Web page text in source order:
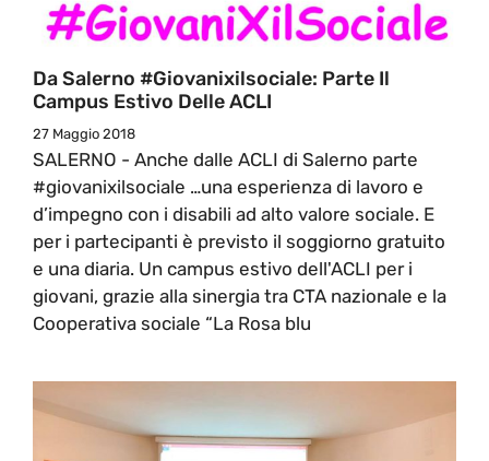
Da Salerno #giovanixilsociale: Parte Il
Campus Estivo Delle ACLI
27 Maggio 2018
SALERNO - Anche dalle ACLI di Salerno parte
#giovanixilsociale …una esperienza di lavoro e
d’impegno con i disabili ad alto valore sociale. E
per i partecipanti è previsto il soggiorno gratuito
e una diaria. Un campus estivo dell'ACLI per i
giovani, grazie alla sinergia tra CTA nazionale e la
Cooperativa sociale “La Rosa blu